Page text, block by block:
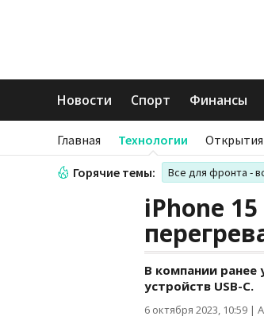
Новости Спорт Финансы
Главная Технологии Открытия
Горячие темы: Все для фронта -
iPhone
В компании ранее
устройств USB-C.
6 октября 2023, 10:59 |